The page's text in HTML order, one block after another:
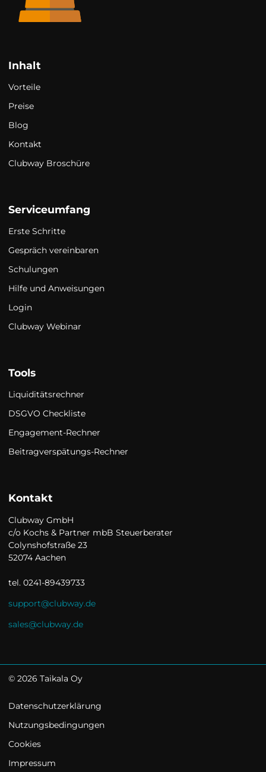
Inhalt
Vorteile
Preise
Blog
Kontakt
Clubway Broschüre
Serviceumfang
Erste Schritte
Gespräch vereinbaren
Schulungen
Hilfe und Anweisungen
Login
Clubway Webinar
Tools
Liquiditätsrechner
DSGVO Checkliste
Engagement-Rechner
Beitragverspätungs-Rechner
Kontakt
Clubway GmbH
c/o Kochs & Partner mbB Steuerberater
Colynshofstraße 23
52074 Aachen
tel. 0241-89439733
support@clubway.de
sales@clubway.de
© 2026 Taikala Oy
Datenschutzerklärung
Nutzungsbedingungen
Cookies
Impressum